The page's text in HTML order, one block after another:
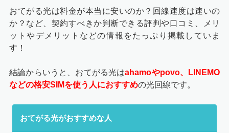
おてがる光は料金が本当に安いのか？回線速度は速いの
か？など、契約すべきか判断できる評判や口コミ、メリ
ットやデメリットなどの情報をたっぷり掲載していま
す！
結論からいうと、おてがる光はahamoやpovo、LINEMO
などの格安SIMを使う人におすすめの光回線です。
おてがる光がおすすめな人